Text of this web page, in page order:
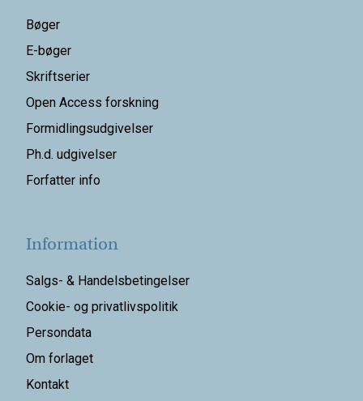
Bøger
E-bøger
Skriftserier
Open Access forskning
Formidlingsudgivelser
Ph.d. udgivelser
Forfatter info
Information
Salgs- & Handelsbetingelser
Cookie- og privatlivspolitik
Persondata
Om forlaget
Kontakt